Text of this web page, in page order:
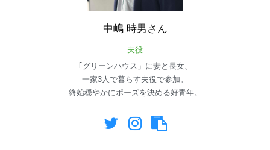
中嶋時男さん
夫役
｢グリーンハウス」に妻と長女、
一家3人で暮らす夫役で参加。
終始穏やかにポーズを決める好青年。